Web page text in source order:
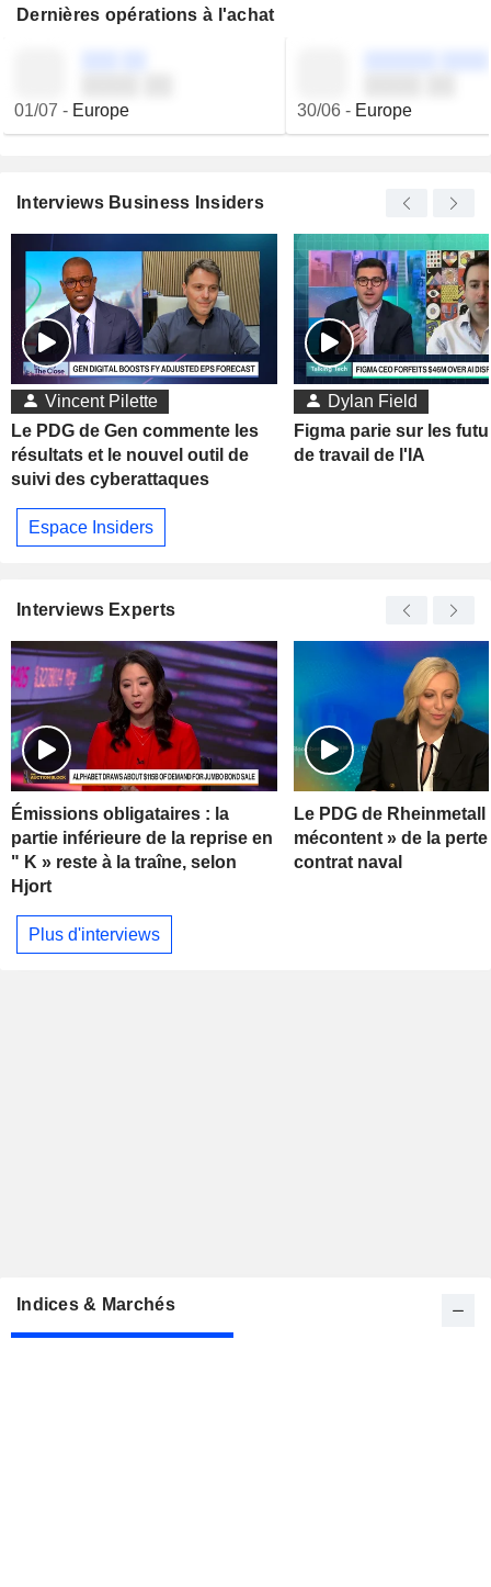
Dernières opérations à l'achat
01/07 - Europe 30/06- Europe
Interviews Business Insiders
Vincent Pilette
Le PDG de Gen commente les
résultats et le nouvel outil de
suivi des cyberattaques
Dylan Field
Figma parie sur les
de travail de l'IA
Espace Insiders
Interviews Experts
Émissions obligataires : la
partie inférieure de la reprise en
" K » reste à la traîne, selon
Hjort
Le PDG de
mécontent » de la
contrat naval
Plus d'interviews
Indices & Marchés